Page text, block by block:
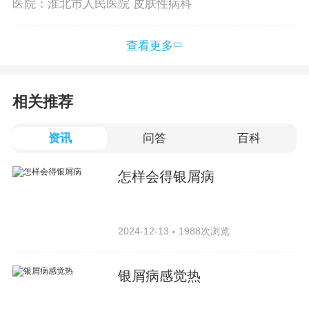
医院：淮北市人民医院 皮肤性病科
查看更多
相关推荐
资讯 问答 百科
怎样会得银屑病
2024-12-13 1988次浏览
银屑病感觉热